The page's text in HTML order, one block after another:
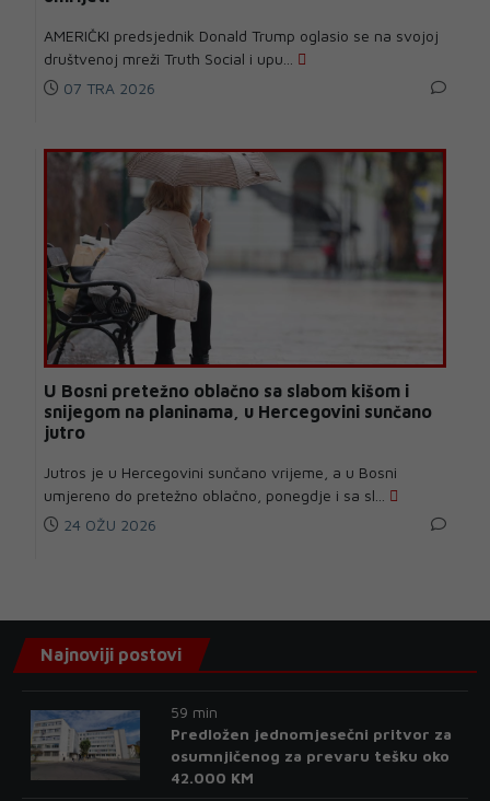
AMERIČKI predsjednik Donald Trump oglasio se na svojoj
društvenoj mreži Truth Social i upu...
07 TRA 2026
U Bosni pretežno oblačno sa slabom kišom i
snijegom na planinama, u Hercegovini sunčano
jutro
Jutros je u Hercegovini sunčano vrijeme, a u Bosni
umjereno do pretežno oblačno, ponegdje i sa sl...
24 OŽU 2026
Najnoviji postovi
59 min
Predložen jednomjesečni pritvor za
osumnjičenog za prevaru tešku oko
42.000 KM